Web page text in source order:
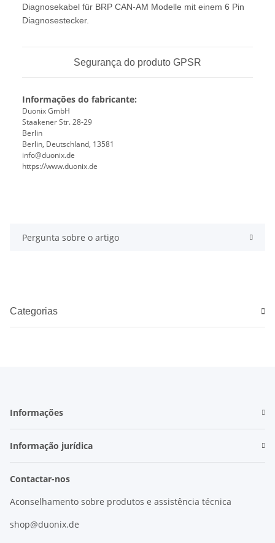
Diagnosekabel für BRP CAN-AM Modelle mit einem 6 Pin
Diagnosestecker.
Segurança do produto GPSR
Informações do fabricante:
Duonix GmbH
Staakener Str. 28-29
Berlin
Berlin, Deutschland, 13581
info@duonix.de
https://www.duonix.de
Pergunta sobre o artigo
Categorias
Informações
Informação jurídica
Contactar-nos
Aconselhamento sobre produtos e assistência técnica
shop@duonix.de